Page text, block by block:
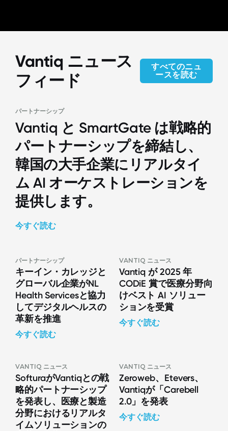
Vantiq ニュース
フィード
すべてのニュ
ースを読む
パートナーシップ
Vantiq と SmartGate は戦略的
パートナーシップを締結し、
韓国の大手企業にリアルタイ
ム AI オーケストレーションを
提供します。
今すぐ読む
パートナーシップ
キーイン・カレッジと
グローバル企業がNL
Health Servicesと協力
してデジタルヘルスの
革新を推進
今すぐ読む
VANTIQ ニュース
Vantiq が 2025 年
CODiE 賞で医療分野向
けベスト AI ソリュー
ションを受賞
今すぐ読む
VANTIQ ニュース
SofturaがVantiqとの戦
略的パートナーシップ
を発表し、医療と製造
分野におけるリアルタ
イムソリューションの
VANTIQ ニュース
Zeroweb、Etevers、
Vantiqが「Carebell
2.0」を発表
今すぐ読む